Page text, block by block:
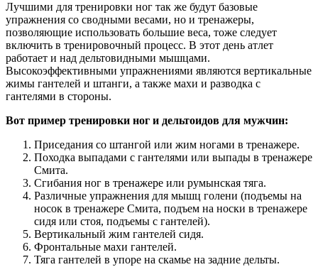
Лучшими для тренировки ног так же будут базовые
упражнения со сводными весами, но и тренажеры,
позволяющие использовать большие веса, тоже следует
включить в тренировочный процесс. В этот день атлет
работает и над дельтовидными мышцами.
Высокоэффективными упражнениями являются вертикальные
жимы гантелей и штанги, а также махи и разводка с
гантелями в стороны.
Вот пример тренировки ног и дельтоидов для мужчин:
Приседания со штангой или жим ногами в тренажере.
Походка выпадами с гантелями или выпады в тренажере
Смита.
Сгибания ног в тренажере или румынская тяга.
Различные упражнения для мышц голени (подъемы на
носок в тренажере Смита, подъем на носки в тренажере
сидя или стоя, подъемы с гантелей).
Вертикальный жим гантелей сидя.
Фронтальные махи гантелей.
Тяга гантелей в упоре на скамье на задние дельты.